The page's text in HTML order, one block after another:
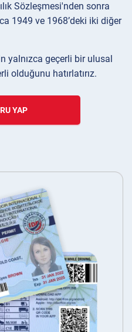
Sözleşmesi'nden sonra
1949 ve 1968’deki iki diğer
yalnızca geçerli bir ulusal
olduğunu hatırlatırız.
YAP